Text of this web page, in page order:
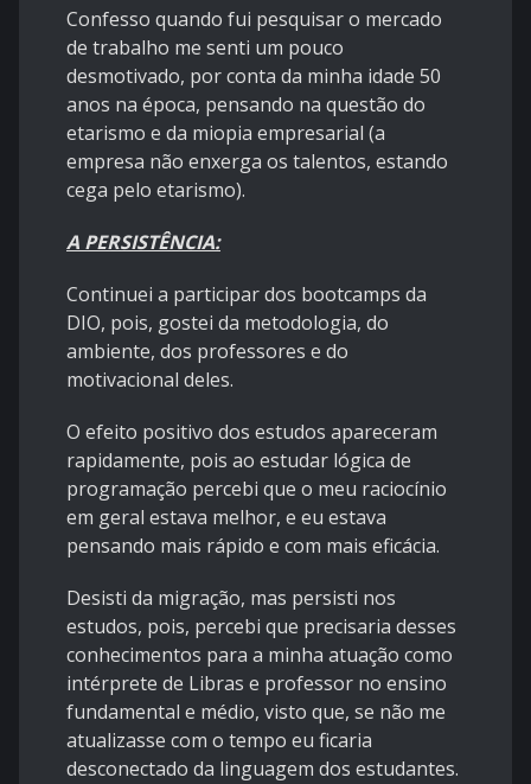
Confesso quando fui pesquisar o mercado
de trabalho me senti um pouco
desmotivado, por conta da minha idade 50
anos na época, pensando na questão do
etarismo e da miopia empresarial (a
empresa não enxerga os talentos, estando
cega pelo etarismo).
A PERSISTÊNCIA:
Continuei a participar dos bootcamps da
DIO, pois, gostei da metodologia, do
ambiente, dos professores e do
motivacional deles.
O efeito positivo dos estudos apareceram
rapidamente, pois ao estudar lógica de
programação percebi que o meu raciocínio
em geral estava melhor, e eu estava
pensando mais rápido e com mais eficácia.
Desisti da migração, mas persisti nos
estudos, pois, percebi que precisaria desses
conhecimentos para a minha atuação como
intérprete de Libras e professor no ensino
fundamental e médio, visto que, se não me
atualizasse com o tempo eu ficaria
desconectado da linguagem dos estudantes.